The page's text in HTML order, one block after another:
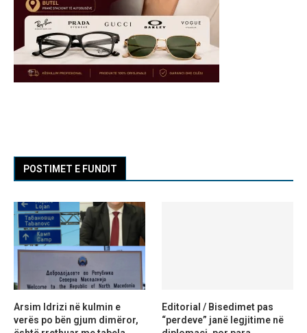
POSTIMET E FUNDIT
Arsim Idrizi në kulmin e
verës po bën gjum dimëror,
Editorial / Bisedimet pas
“perdeve” janë legjitime në